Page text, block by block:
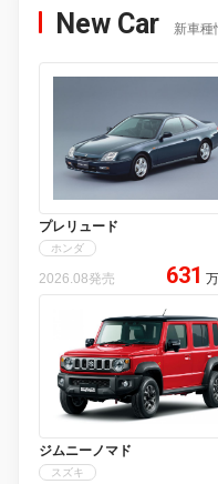
New Car 新車種
プレリュード
ホンダ
2026.08発売 631
ジムニーノマド
スズキ